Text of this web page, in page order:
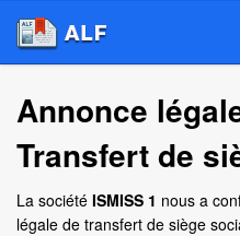
Annonce
Transfert de
La société ISMISS 1 nous a
légale de transfert de siège